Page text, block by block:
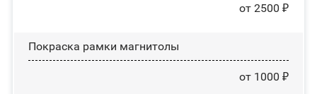
от 2500 ₽
Покраска рамки магнитолы
от 1000 ₽